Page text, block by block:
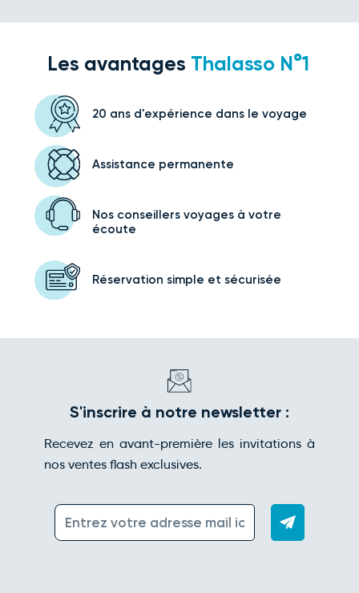
Les avantages Thalasso N°1
20 ans d'expérience dans le voyage
Assistance permanente
Nos conseillers voyagesà votre
écoute
Réservation simple et sécurisée
S'inscrire à notre newsletter :
Recevez en avant-première les invitations à
nos ventes flash exclusives.